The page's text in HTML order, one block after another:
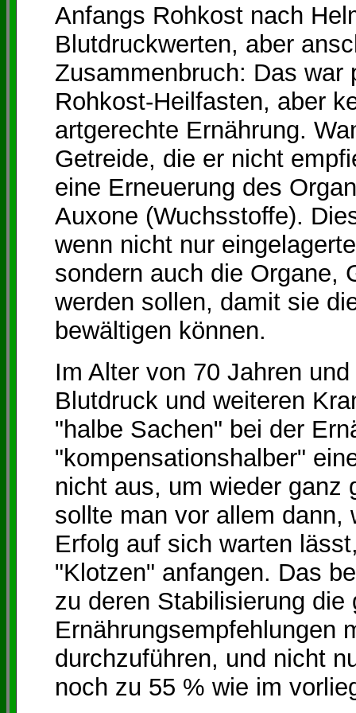
Anfangs Rohkost nach
Blutdruckwerten, aber
Zusammenbruch: Das
Rohkost-Heilfasten, aber
artgerechte Ernährung.
Getreide, die er nicht
eine Erneuerung des
Auxone (Wuchsstoffe).
wenn nicht nur
sondern auch die Organe,
werden sollen, damit sie
bewältigen können.
Im Alter von 70 Jahren
Blutdruck und weiteren
"halbe Sachen" bei der
"kompensationshalber"
nicht aus, um wieder ganz
sollte man vor allem dann,
Erfolg auf sich warten
"Klotzen" anfangen. Das
zu deren Stabilisierung die
Ernährungsempfehlungen
durchzuführen, und nicht
noch zu 55 % wie im